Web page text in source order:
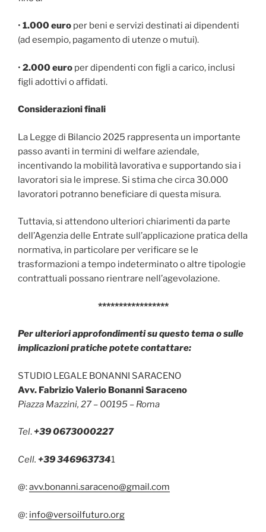
• 1.000 euro per beni e servizi destinati ai dipendenti
(ad esempio, pagamento di utenze o mutui).
• 2.000 euro per dipendenti con figli a carico, inclusi
figli adottivi o affidati.
Considerazioni finali
La Legge di Bilancio 2025 rappresenta un importante
passo avanti in termini di welfare aziendale,
incentivando la mobilità lavorativa e supportando sia i
lavoratori sia le imprese. Si stima che circa 30.000
lavoratori potranno beneficiare di questa misura.
Tuttavia, si attendono ulteriori chiarimenti da parte
dell’Agenzia delle Entrate sull’applicazione pratica della
normativa, in particolare per verificare se le
trasformazioni a tempo indeterminato o altre tipologie
contrattuali possano rientrare nell’agevolazione.
*****************
Per ulteriori approfondimenti su questo tema o sulle
implicazioni pratiche potete contattare:
STUDIO LEGALE BONANNI SARACENO
Avv. Fabrizio Valerio Bonanni Saraceno
Piazza Mazzini, 27 – 00195 – Roma
Tel.+39 0673000227
Cell. +39 3469637341
@:avv.bonanni.saraceno@gmail.com
@: info@versoilfuturo.org